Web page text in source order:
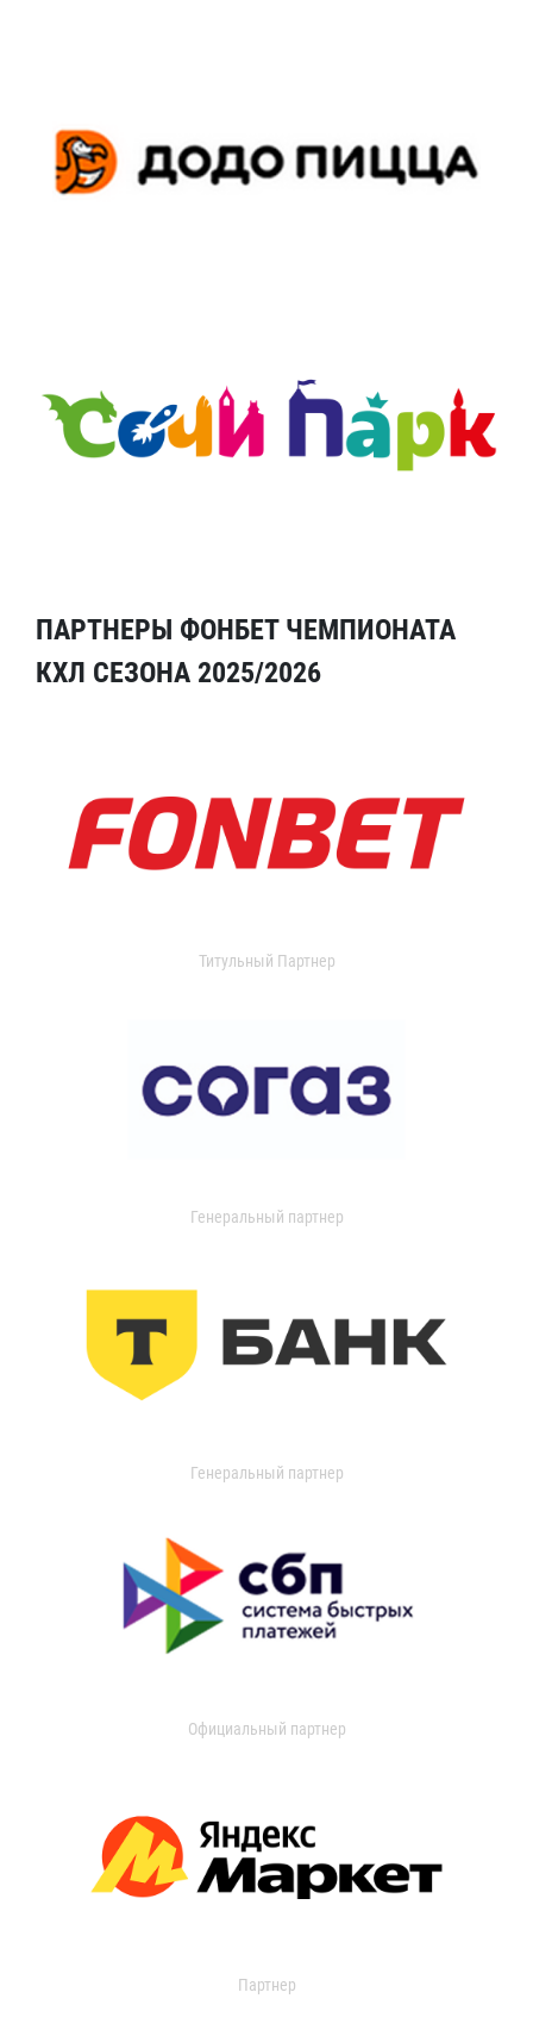
ПАРТНЕРЫ ФОНБЕТ ЧЕМПИОНАТА
КХЛ СЕЗОНА 2025/2026
Титульный Партнер
Генеральный партнер
Генеральный партнер
Официальный партнер
Партнер